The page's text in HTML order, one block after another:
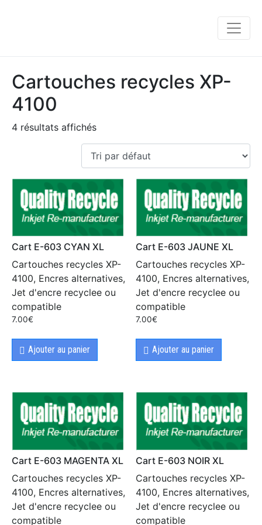
Cartouches recycles XP-
4100
4 résultats affichés
Cart E-603 CYAN XL
Cartouches recycles XP-
4100, Encres alternatives,
Jet d'encre recyclee ou
compatible
7.00€
Ajouter au panier
Cart E-603 JAUNE XL
Cartouches recycles XP-
4100, Encres alternatives,
Jet d'encre recyclee ou
compatible
7.00€
Ajouter au panier
Cart E-603 MAGENTA XL
Cartouches recycles XP-
4100, Encres alternatives,
Jet d'encre recyclee ou
compatible
Cart E-603 NOIR XL
Cartouches recycles XP-
4100, Encres alternatives,
Jet d'encre recyclee ou
compatible